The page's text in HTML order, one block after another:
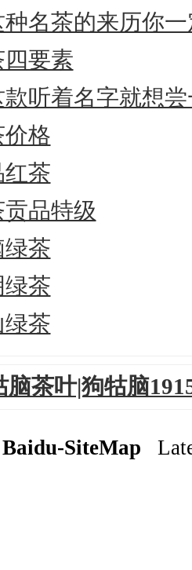
名茶的来历你
要素
听着名字就想
格
茶
品特级
茶
茶
茶
脑茶叶|狗牯脑
Baidu-SiteMap